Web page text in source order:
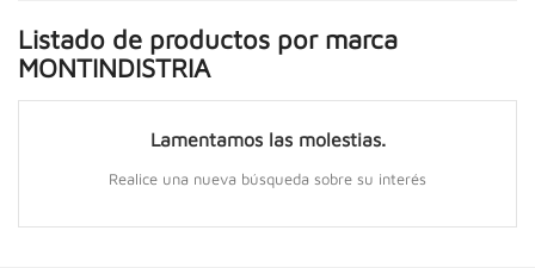
Listado de productos por marca
MONTINDISTRIA
Lamentamos las molestias.
Realice una nueva búsqueda sobre su interés